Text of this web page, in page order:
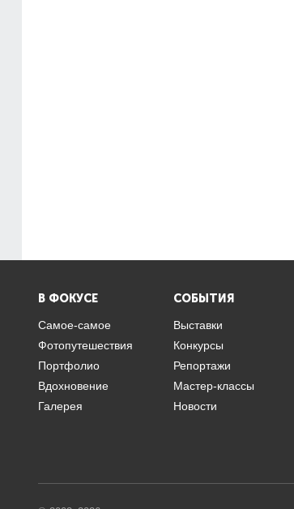
В ФОКУСЕ
Самое-самое
Фотопутешествия
Портфолио
Вдохновение
Галерея
СОБЫТИЯ
Выставки
Конкурсы
Репортажи
Мастер-классы
Новости